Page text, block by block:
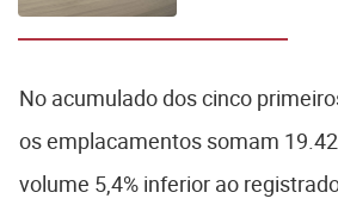
No acumulado dos cinco
os emplacamentos somam
volume 5,4% inferior ao